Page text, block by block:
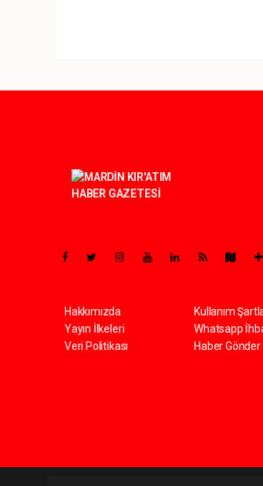
Hakkımızda
Yayın İlkeleri
Veri Politikası
Kullanım
Whatsapp
Haber Gönder